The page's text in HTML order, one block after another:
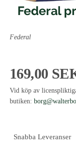
Federal
Federal
169,00
Vid köp av
butiken:
Snabba